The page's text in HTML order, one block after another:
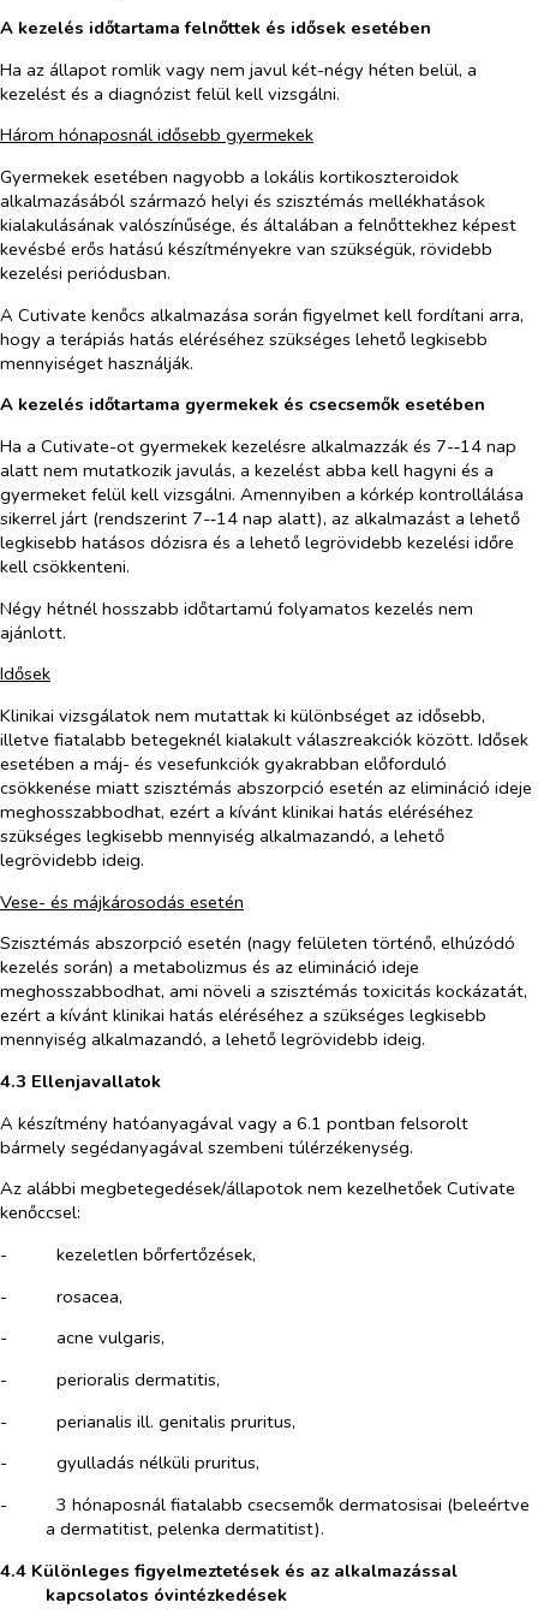
A kezelés időtartama felnőttek és idősek esetében
Ha az állapot romlik vagy nem javul két-négy héten belül, a
kezelést és a diagnózist felül kell vizsgálni.
Három hónaposnál idősebb gyermekek
Gyermekek esetében nagyobb a lokális kortikoszteroidok
alkalmazásából származó helyi és szisztémás mellékhatások
kialakulásának valószínűsége, és általában a felnőttekhez képest
kevésbé erős hatású készítményekre van szükségük, rövidebb
kezelési periódusban.
A Cutivate kenőcs alkalmazása során figyelmet kell fordítani arra,
hogy a terápiás hatás eléréséhez szükséges lehető legkisebb
mennyiséget használják.
A kezelés időtartama gyermekek és csecsemők esetében
Ha a Cutivate-ot gyermekek kezelésre alkalmazzák és 7-‑14 nap
alatt nem mutatkozik javulás, a kezelést abba kell hagyni és a
gyermeket felül kell vizsgálni. Amennyiben a kórkép kontrollálása
sikerrel járt (rendszerint 7-‑14 nap alatt), az alkalmazást a lehető
legkisebb hatásos dózisra és a lehető legrövidebb kezelési időre
kell csökkenteni.
Négy hétnél hosszabb időtartamú folyamatos kezelés nem
ajánlott.
Idősek
Klinikai vizsgálatok nem mutattak ki különbséget az idősebb,
illetve fiatalabb betegeknél kialakult válaszreakciók között. Idősek
esetében a máj- és vesefunkciók gyakrabban előforduló
csökkenése miatt szisztémás abszorpció esetén az elimináció ideje
meghosszabbodhat, ezért a kívánt klinikai hatás eléréséhez
szükséges legkisebb mennyiség alkalmazandó, a lehető
legrövidebb ideig.
Vese- és májkárosodás esetén
Szisztémás abszorpció esetén (nagy felületen történő, elhúzódó
kezelés során) a metabolizmus és az elimináció ideje
meghosszabbodhat, ami növeli a szisztémás toxicitás kockázatát,
ezért a kívánt klinikai hatás eléréséhez a szükséges legkisebb
mennyiség alkalmazandó, a lehető legrövidebb ideig.
4.3 Ellenjavallatok
A készítmény hatóanyagával vagy a 6.1 pontban felsorolt
bármely segédanyagával szembeni túlérzékenység.
Az alábbi megbetegedések/állapotok nem kezelhetőek Cutivate
kenőccsel:
-​
kezeletlen bőrfertőzések,
-​
rosacea,
-​
acne vulgaris,
-​
perioralis dermatitis,
-​
perianalis ill. genitalis pruritus,
-​
gyulladás nélküli pruritus,
-​
3 hónaposnál fiatalabb csecsemők dermatosisai (beleértve
a dermatitist, pelenka dermatitist).
4.4 Különleges figyelmeztetések és az alkalmazással
kapcsolatos óvintézkedések